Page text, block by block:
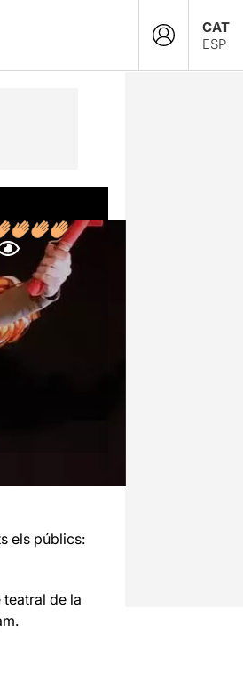
CAT
ESP
els públics:
de la